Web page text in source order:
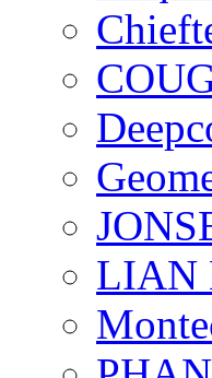
LIAN